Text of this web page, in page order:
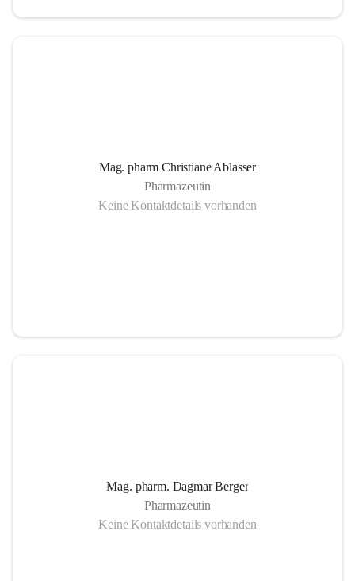
Mag. pharm Christiane Ablasser
Pharmazeutin
Keine Kontaktdetails vorhanden
Mag. pharm. Dagmar Berger
Pharmazeutin
Keine Kontaktdetails vorhanden